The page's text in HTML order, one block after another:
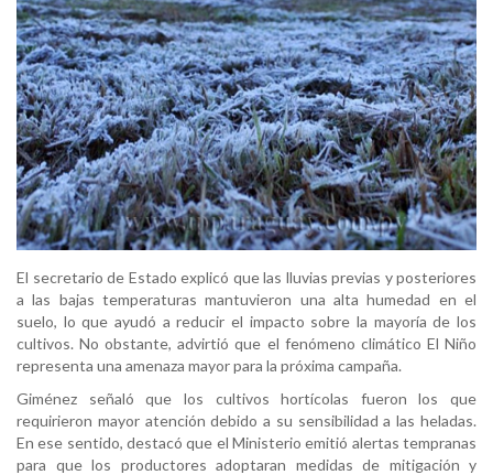
El secretario de Estado explicó que las lluvias previas y posteriores
a las bajas temperaturas mantuvieron una alta humedad en el
suelo, lo que ayudó a reducir el impacto sobre la mayoría de los
cultivos. No obstante, advirtió que el fenómeno climático El Niño
representa una amenaza mayor para la próxima campaña.
Giménez señaló que los cultivos hortícolas fueron los que
requirieron mayor atención debido a su sensibilidad a las heladas.
En ese sentido, destacó que el Ministerio emitió alertas tempranas
para que los productores adoptaran medidas de mitigación y